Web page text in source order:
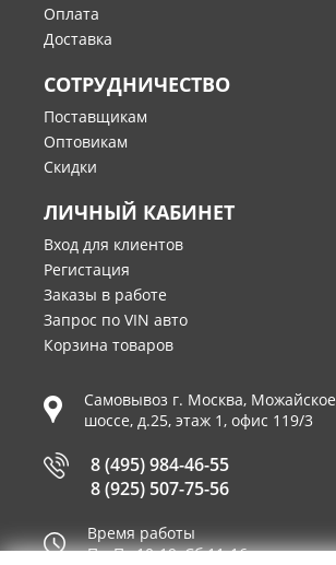
Оплата
Доставка
СОТРУДНИЧЕСТВО
Поставщикам
Оптовикам
Скидки
ЛИЧНЫЙ КАБИНЕТ
Вход для клиентов
Регистация
Заказы в работе
Запрос по VIN авто
Корзина товаров
Самовывоз г. Москва, Можайское
шоссе, д.25, этаж 1, офис 119/3
8 (495) 984-46-55
8 (925) 507-75-56
Время работы
Пн-Пт 10-19, Сб 11-16